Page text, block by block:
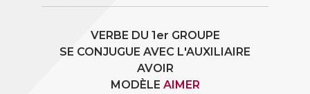
VERBE DU 1er GROUPE
SE CONJUGUE AVEC L'AUXILIAIRE
AVOIR
MODÈLE AIMER